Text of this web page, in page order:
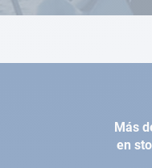
Más
en